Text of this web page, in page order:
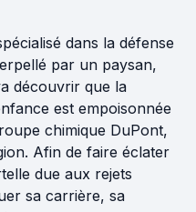
dans la défense
par un paysan,
découvrir que la
est empoisonnée
chimique DuPont,
Afin de faire éclater
due aux rejets
sa carrière, sa